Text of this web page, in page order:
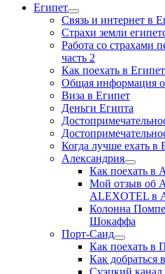
Египет
Связь и интернет в
Страхи земли
Работа со страхами
часть 2
Как поехать в Египет
Общая информация
Виза в Египет
Деньги Египта
Когда лучше ехать в
Александрия
Как поехать в
Мой отзыв об
ALEXOTEL в
Колонна
Шокаффа
Порт-Саид
Как поехать в
Как добраться
Суэцкий